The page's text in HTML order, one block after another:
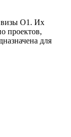
визы O1. Их
проектов,
для